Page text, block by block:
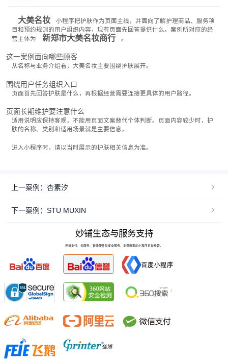
大美名妆
小程序把护肤作为页面主线，并面向了解护理商品、服务项
目和预约规则的用户组织内容，现有页面先回答提供什么。案例所对应的经
营主体为
新郑市大美名妆商行 。
这一案例面向哪些顾客
从名称与业务介绍看，大美名妆主要围绕护肤展开。
围绕用户任务组织入口
页面首先回答护肤是什么，再根据经营需要连接更具体的用户路径。
页面长期维护要注意什么
适用说明应保持客观，不能用页面文案替代个体判断。页面内容较少时，护
肤的名称、类别和适用场景就是主要信息。
进入小程序时，请以当时展示的护肤相关信息为准。
上一案例：杏素汐
下一案例：STU MUXIN
妙铺生态与服务支持
连接支付、云服务、智能硬件与安全服务，支撑商家的小程序日常经营。